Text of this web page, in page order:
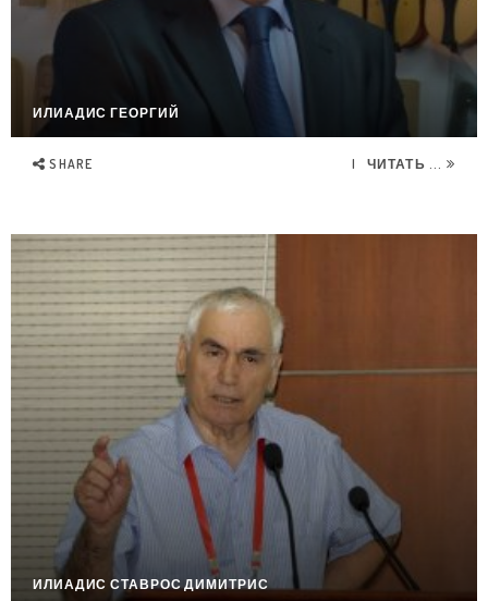
ИЛИАДИС ГЕОРГИЙ
SHARE ЧИТАТЬ ...
ИЛИАДИС СТАВРОС ДИМИТРИС